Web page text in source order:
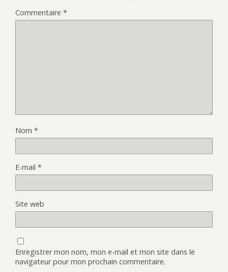
Commentaire *
Nom *
E-mail *
Site web
Enregistrer mon nom, mon e-mail et mon site dans le
navigateur pour mon prochain commentaire.